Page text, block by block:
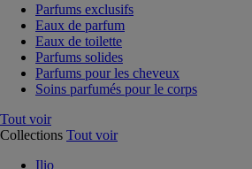
Parfums exclusifs
Eaux de parfum
Eaux de toilette
Parfums solides
Parfums pour les cheveux
Soins parfumés pour le corps
Tout voir
Collections Tout voir
Ilio